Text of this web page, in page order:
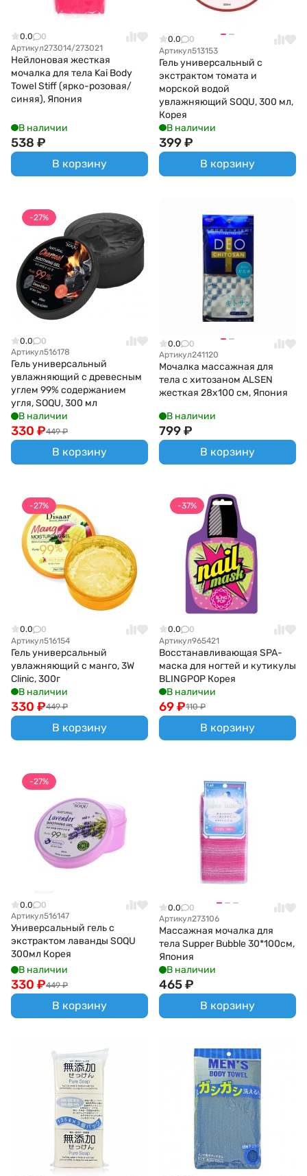
0.0
0
Артикул273014/273021
Нейлоновая жесткая
мочалка для тела Kai Body
Towel Stiff (ярко-розовая/
синяя), Япония
В наличии
538 ₽
В корзину
0.0
0
Артикул513153
Гель универсальный с
экстрактом томата и
морской водой
увлажняющий SOQU, 300 мл,
Корея
В наличии
399₽
В корзину
-27%
0.0
0
Артикул516178
Гель универсальный
увлажняющий с древесным
углем 99% содержанием
угля, SOQU, 300 мл
В наличии
449 ₽
330 ₽
В корзину
0.0
0
Артикул241120
Мочалка массажная для
тела с хитозаном ALSEN
жесткая 28х100 см, Япония
В наличии
799₽
В корзину
-27%
0.0
0
Артикул516154
Гель универсальный
увлажняющий с манго, 3W
Clinic, 300г
В наличии
449 ₽
330 ₽
В корзину
-37%
0.0
0
Артикул965421
Восстанавливающая SPA-
маска для ногтей и кутикулы
BLINGPOP Корея
В наличии
110 ₽
69₽
В корзину
-27%
0.0
0
Артикул516147
Универсальный гель с
экстрактом лаванды SOQU
300мл Корея
В наличии
449 ₽
330 ₽
В корзину
0.0
0
Артикул273106
Массажная мочалка для
тела Supper Bubble 30*100см,
Япония
В наличии
465₽
В корзину